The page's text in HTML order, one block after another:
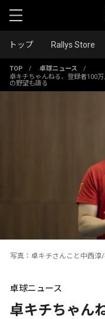
トップ Rallys Store
TOP / 卓球ニュース
/
卓キチちゃんねる、登録者
の野望も語る
写真：卓キチさんこと中西淳
卓球ニュース
卓キチちゃん